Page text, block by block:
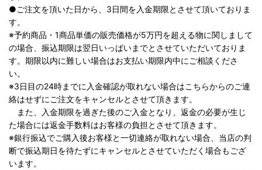
●ご注文を頂いた日から、3日間を入金期限とさせて頂いておりま
す。
※予約商品・1商品単価の販売価格が5万円を超える物に関しまして
の場合、振込期限は翌日いっぱいまでとさせていただいておりま
す。期限以内に難しい場合はお支払い期限内中にご相談くださ
い。
※3日目の24時までに入金確認が取れない場合はこちらからのご連
絡はせずにご注文をキャンセルとさせて頂きます。
また、入金期限を過ぎた後のご入金となり、返金の必要が生じ
た場合には返金手数料はお客様の負担とさせて頂きます。
※銀行振込でご購入後お客様と一切連絡が取れない場合、当店の判
断で振込期日を待たずにキャンセルとさせていただく場合もござ
います。